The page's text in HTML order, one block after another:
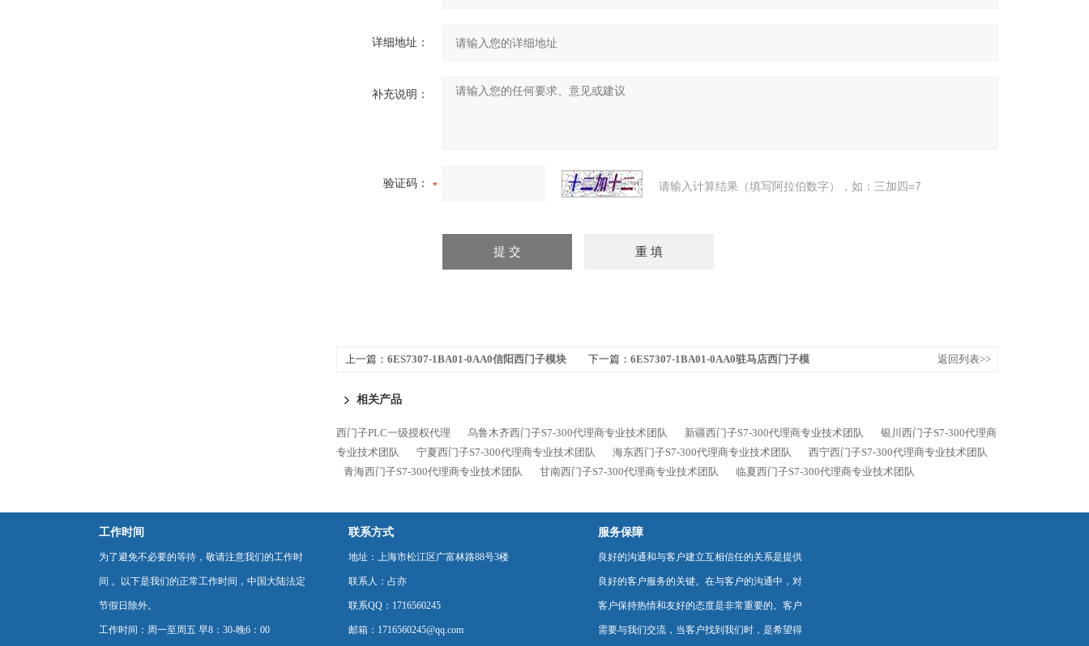
详细地址：
补充说明：
验证码： 请输入计算结果（填写阿拉伯数字），如：三加四=7
上一篇： 6ES7307-1BA01-0AA0信阳西门子模块
下一篇： 6ES7307-1BA01-0AA0驻马店西门子模
返回列表>>
相关产品
西门子PLC一级授权代理 乌鲁木齐西门子S7-300代理商专业技术团队 新疆西门子S7-300代理商专业技术团队
银川西门子S7-300代理商
专业技术团队
宁夏西门子S7-300代理商专业技术团队 海东西门子S7-300代理商专业技术团队
西宁西门子S7-300代理商专业技术团队
青海西门子S7-300代理商专业技术团队
甘南西门子S7-300代理商专业技术团队 临夏西门子S7-300代理商专业技术团队
工作时间
为了避免不必要的等待，敬请注意我们的工作时
间 。以下是我们的正常工作时间，中国大陆法定
节假日除外。
工作时间：周一至周五 早8：30-晚6：00
联系方式
地址：上海市松江区广富林路88号3楼
联系人：占亦
联系QQ：1716560245
邮箱：1716560245@qq.com
服务保障
良好的沟通和与客户建立互相信任的关系是提供
良好的客户服务的关键。在与客户的沟通中，对
客户保持热情和友好的态度是非常重要的。客户
需要与我们交流，当客户找到我们时，是希望得